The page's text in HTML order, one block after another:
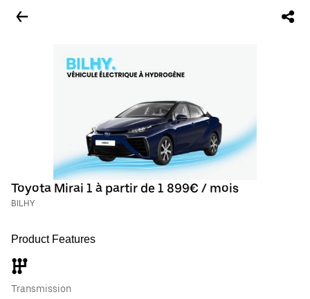
Toyota Mirai 1 à partir de 1 899€ / mois
BILHY
Product Features
Transmission